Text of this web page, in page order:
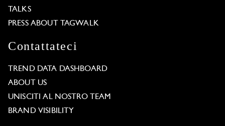
TALKS
PRESS ABOUT TAGWALK
Contattateci
TREND DATA DASHBOARD
ABOUT US
UNISCITI AL NOSTRO TEAM
BRAND VISIBILITY